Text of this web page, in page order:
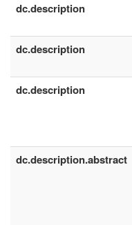
dc.description
dc.description
dc.description
dc.description.abstract